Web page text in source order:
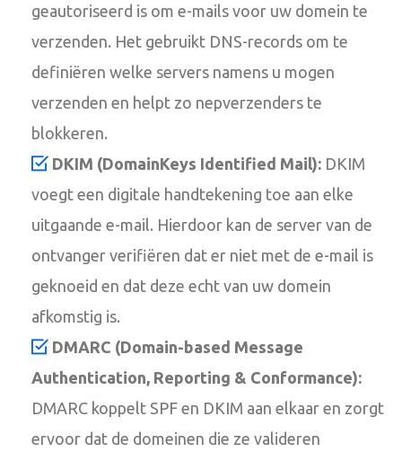
geautoriseerd is om e-mails voor uw domein te
verzenden. Het gebruikt DNS-records om te
definiëren welke servers namens u mogen
verzenden en helpt zo nepverzenders te
blokkeren.
DKIM (DomainKeys Identified Mail): DKIM
voegt een digitale handtekening toe aan elke
uitgaande e-mail. Hierdoor kan de server van de
ontvanger verifiëren dat er niet met de e-mail is
geknoeid en dat deze echt van uw domein
afkomstig is.
DMARC (Domain-based Message
Authentication, Reporting & Conformance):
DMARC koppelt SPF en DKIM aan elkaar en zorgt
ervoor dat de domeinen die ze valideren